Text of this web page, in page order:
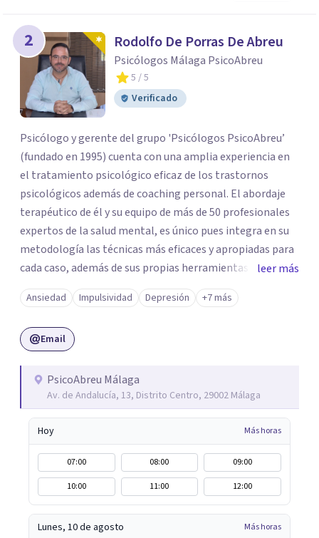
2 Rodolfo De Porras De Abreu
Psicólogos Málaga PsicoAbreu
5 / 5
Verificado
Psicólogo y gerente del grupo 'Psicólogos PsicoAbreu’
(fundado en 1995) cuenta con una amplia experiencia en
el tratamiento psicológico eficaz de los trastornos
psicológicos además de coaching personal. El abordaje
terapéutico de él y su equipo de más de 50 profesionales
expertos de la salud mental, es único pues integra en su
metodología las técnicas más eficaces y apropiadas para
cada caso, además de sus propias herramientas y técnicas
psicológicas que le hacen un equipo de profesionales
único en su campo. Rodolfo de Porras hace énfasis en la
importancia de trabajar no solo el síntoma que trae a la
persona a consulta sino tratar la raíz del problema para
repetirse en el futuro.
leer más
Ansiedad Impulsividad Depresión +7 más
Email
PsicoAbreu Málaga
Av. de Andalucía, 13, Distrito Centro, 29002 Málaga
Hoy Más horas
07:00 08:00
09:00
10:00
11:00 12:00
Lunes, 10 de agosto Más horas